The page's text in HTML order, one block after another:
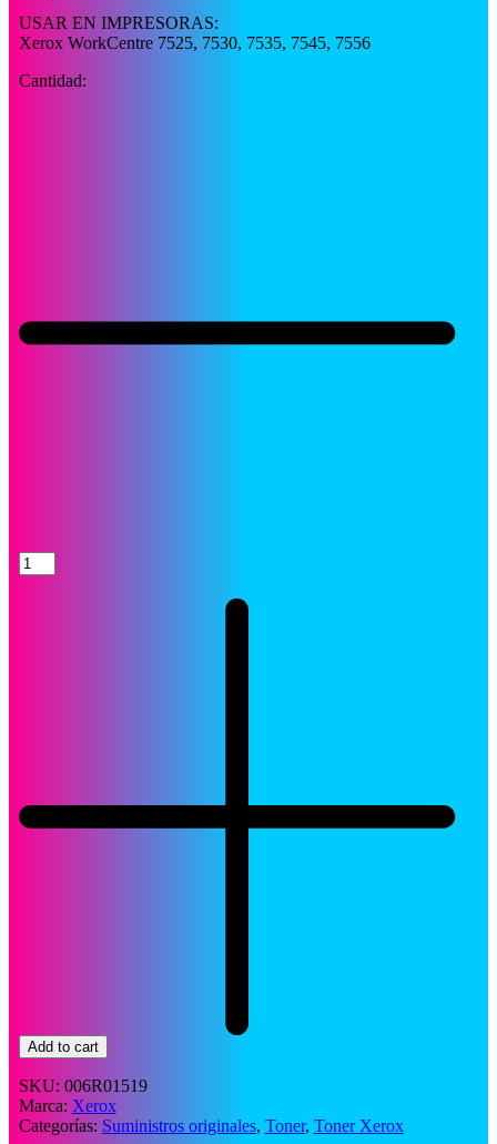
USAR EN IMPRESORAS:
Xerox WorkCentre 7525, 7530, 7535, 7545, 7556
Cantidad:
Toner
Xerox
Add to cart
SKU: 006R01519
Marca: Xerox
Categorías: Suministros originales, Toner, Toner Xerox